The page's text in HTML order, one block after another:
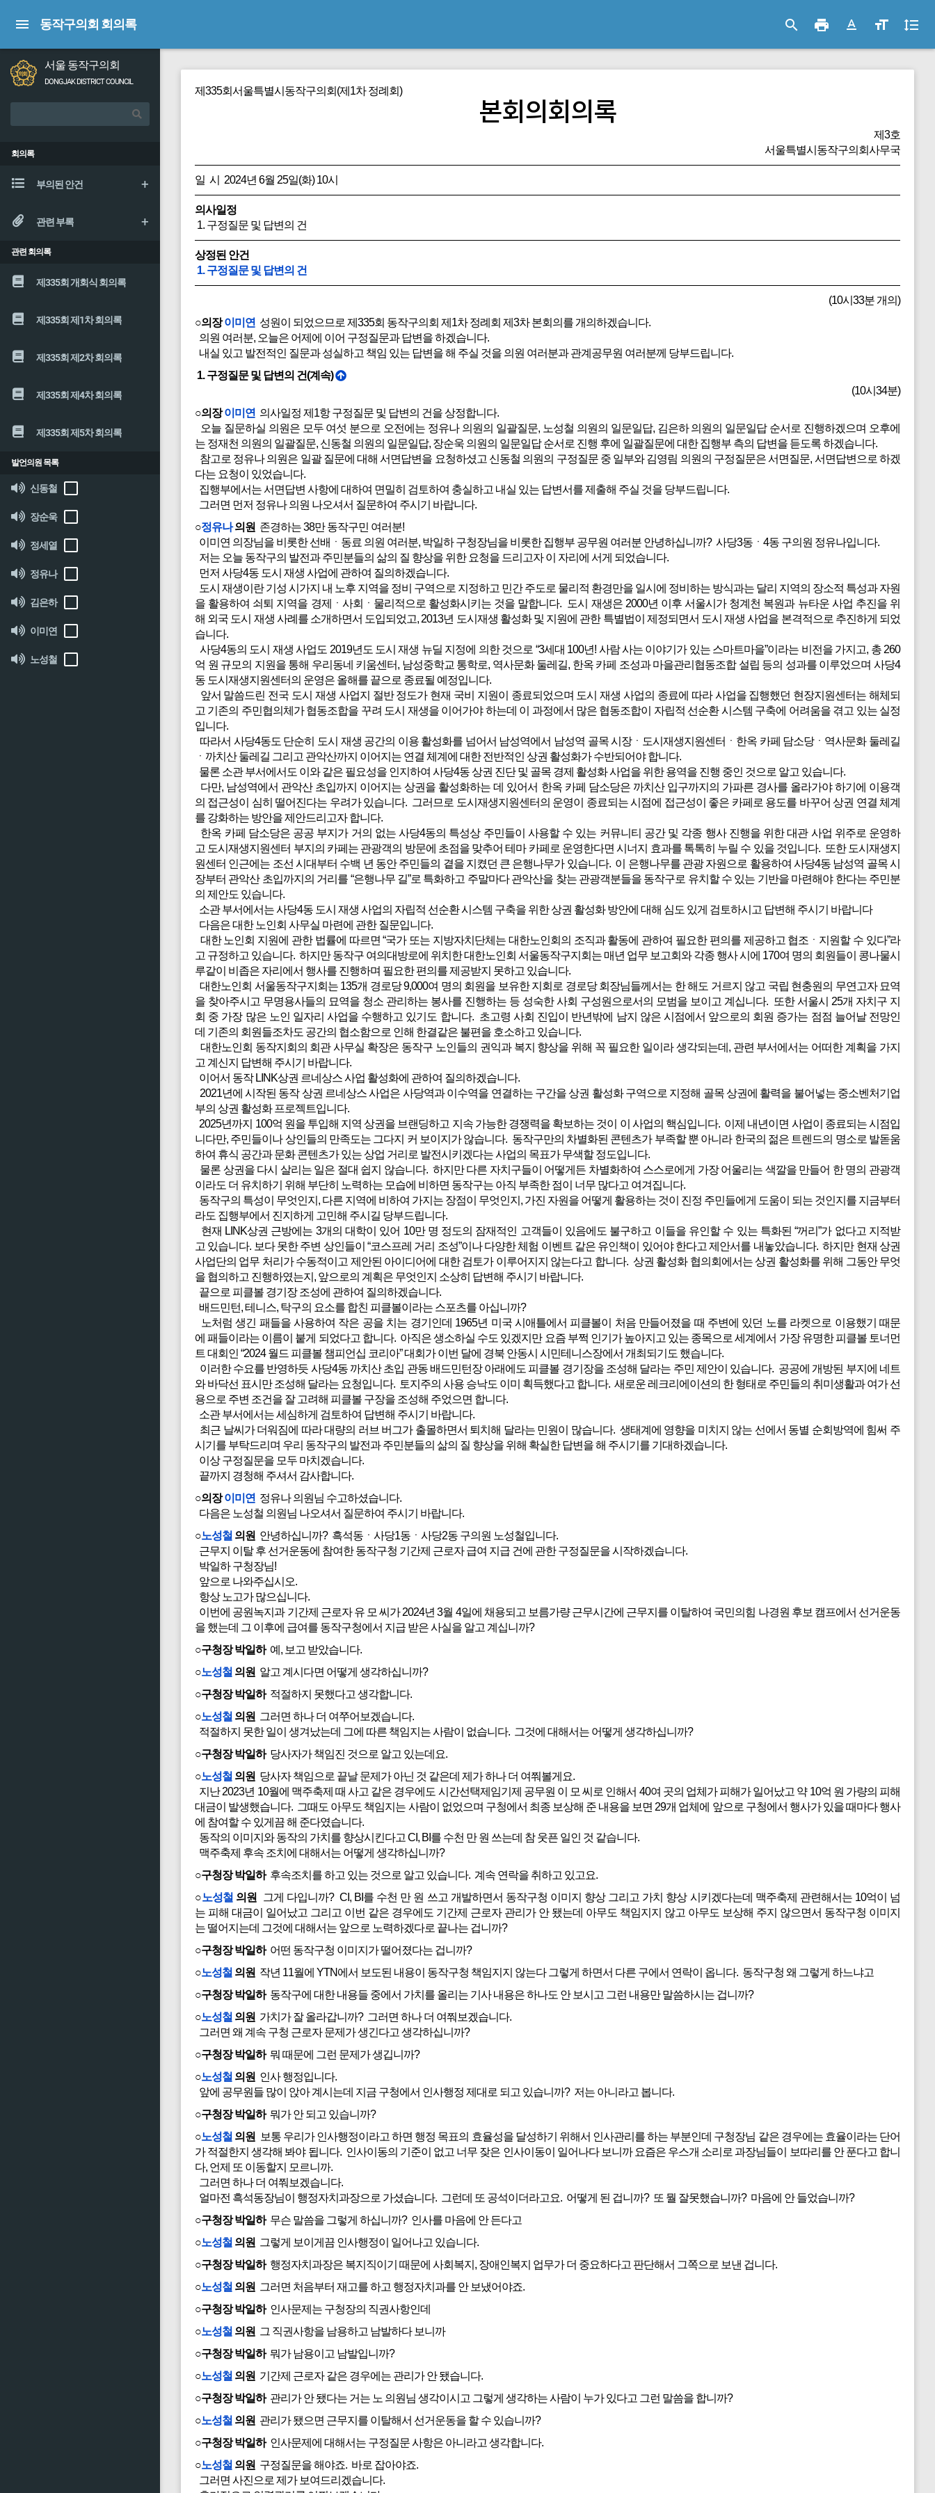
동작구의회 회의록 search print text_format format_size format_line_spacing
서울 동작구의회
DONGJAK DISTRICT COUNCIL
회의록
부의된 안건
관련 부록
관련 회의록
제335회 개회식 회의록
제335회 제1차 회의록
제335회 제2차 회의록
제335회 제4차 회의록
제335회 제5차 회의록
발언의원 목록
신동철
장순욱
정세열
정유나
김은하
이미연
노성철
제335회서울특별시동작구의회(제1차 정례회)
본회의회의록
제3호
서울특별시동작구의회사무국
일 시 2024년 6월 25일(화) 10시
의사일정
1. 구정질문 및 답변의 건
상정된 안건
1. 구정질문 및 답변의 건
(10시33분 개의)
○의장이미연 성원이 되었으므로 제335회 동작구의회 제1차 정례회 제3차 본회의를 개의하겠습니다.
의원 여러분, 오늘은 어제에 이어 구정질문과 답변을 하겠습니다.
내실 있고 발전적인 질문과 성실하고 책임 있는 답변을 해 주실 것을 의원 여러분과 관계공무원 여러분께 당부드립니다.
1. 구정질문 및 답변의 건(계속)
(10시34분)
○의장이미연 의사일정 제1항 구정질문 및 답변의 건을 상정합니다.
오늘 질문하실 의원은 모두 여섯 분으로 오전에는 정유나 의원의 일괄질문, 노성철 의원의 일문일답, 김은하 의원의 일문일답 순서로 진행하겠으며 오후에
는 정재천 의원의 일괄질문, 신동철 의원의 일문일답, 장순욱 의원의 일문일답 순서로 진행 후에 일괄질문에 대한 집행부 측의 답변을 듣도록 하겠습니다.
참고로 정유나 의원은 일괄 질문에 대해 서면답변을 요청하셨고 신동철 의원의 구정질문 중 일부와 김영림 의원의 구정질문은 서면질문, 서면답변으로 하겠
다는 요청이 있었습니다.
집행부에서는 서면답변 사항에 대하여 면밀히 검토하여 충실하고 내실 있는 답변서를 제출해 주실 것을 당부드립니다.
그러면 먼저 정유나 의원 나오셔서 질문하여 주시기 바랍니다.
○정유나의원 존경하는 38만 동작구민 여러분!
이미연 의장님을 비롯한 선배ㆍ동료 의원 여러분, 박일하 구청장님을 비롯한 집행부 공무원 여러분 안녕하십니까? 사당3동ㆍ4동 구의원 정유나입니다.
저는 오늘 동작구의 발전과 주민분들의 삶의 질 향상을 위한 요청을 드리고자 이 자리에 서게 되었습니다.
먼저 사당4동 도시 재생 사업에 관하여 질의하겠습니다.
도시 재생이란 기성 시가지 내 노후 지역을 정비 구역으로 지정하고 민간 주도로 물리적 환경만을 일시에 정비하는 방식과는 달리 지역의 장소적 특성과 자원
을 활용하여 쇠퇴 지역을 경제ㆍ사회ㆍ물리적으로 활성화시키는 것을 말합니다. 도시 재생은 2000년 이후 서울시가 청계천 복원과 뉴타운 사업 추진을 위
해 외국 도시 재생 사례를 소개하면서 도입되었고, 2013년 도시재생 활성화 및 지원에 관한 특별법이 제정되면서 도시 재생 사업을 본격적으로 추진하게 되었
습니다.
사당4동의 도시 재생 사업도 2019년도 도시 재생 뉴딜 지정에 의한 것으로 “3세대 100년! 사람 사는 이야기가 있는 스마트마을”이라는 비전을 가지고, 총 260
억 원 규모의 지원을 통해 우리동네 키움센터, 남성중학교 통학로, 역사문화 둘레길, 한옥 카페 조성과 마을관리협동조합 설립 등의 성과를 이루었으며 사당4
동 도시재생지원센터의 운영은 올해를 끝으로 종료될 예정입니다.
앞서 말씀드린 전국 도시 재생 사업지 절반 정도가 현재 국비 지원이 종료되었으며 도시 재생 사업의 종료에 따라 사업을 집행했던 현장지원센터는 해체되
고 기존의 주민협의체가 협동조합을 꾸려 도시 재생을 이어가야 하는데 이 과정에서 많은 협동조합이 자립적 선순환 시스템 구축에 어려움을 겪고 있는 실정
입니다.
따라서 사당4동도 단순히 도시 재생 공간의 이용 활성화를 넘어서 남성역에서 남성역 골목 시장ㆍ도시재생지원센터ㆍ한옥 카페 담소당ㆍ역사문화 둘레길
ㆍ까치산 둘레길 그리고 관악산까지 이어지는 연결 체계에 대한 전반적인 상권 활성화가 수반되어야 합니다.
물론 소관 부서에서도 이와 같은 필요성을 인지하여 사당4동 상권 진단 및 골목 경제 활성화 사업을 위한 용역을 진행 중인 것으로 알고 있습니다.
다만, 남성역에서 관악산 초입까지 이어지는 상권을 활성화하는 데 있어서 한옥 카페 담소당은 까치산 입구까지의 가파른 경사를 올라가야 하기에 이용객
의 접근성이 심히 떨어진다는 우려가 있습니다. 그러므로 도시재생지원센터의 운영이 종료되는 시점에 접근성이 좋은 카페로 용도를 바꾸어 상권 연결 체계
를 강화하는 방안을 제안드리고자 합니다.
한옥 카페 담소당은 공공 부지가 거의 없는 사당4동의 특성상 주민들이 사용할 수 있는 커뮤니티 공간 및 각종 행사 진행을 위한 대관 사업 위주로 운영하
고 도시재생지원센터 부지의 카페는 관광객의 방문에 초점을 맞추어 테마 카페로 운영한다면 시너지 효과를 톡톡히 누릴 수 있을 것입니다. 또한 도시재생지
원센터 인근에는 조선 시대부터 수백 년 동안 주민들의 곁을 지켰던 큰 은행나무가 있습니다. 이 은행나무를 관광 자원으로 활용하여 사당4동 남성역 골목 시
장부터 관악산 초입까지의 거리를 “은행나무 길”로 특화하고 주말마다 관악산을 찾는 관광객분들을 동작구로 유치할 수 있는 기반을 마련해야 한다는 주민분
의 제안도 있습니다.
소관 부서에서는 사당4동 도시 재생 사업의 자립적 선순환 시스템 구축을 위한 상권 활성화 방안에 대해 심도 있게 검토하시고 답변해 주시기 바랍니다
다음은 대한 노인회 사무실 마련에 관한 질문입니다.
대한 노인회 지원에 관한 법률에 따르면 “국가 또는 지방자치단체는 대한노인회의 조직과 활동에 관하여 필요한 편의를 제공하고 협조ㆍ지원할 수 있다”라
고 규정하고 있습니다. 하지만 동작구 여의대방로에 위치한 대한노인회 서울동작구지회는 매년 업무 보고회와 각종 행사 시에 170여 명의 회원들이 콩나물시
루같이 비좁은 자리에서 행사를 진행하며 필요한 편의를 제공받지 못하고 있습니다.
대한노인회 서울동작구지회는 135개 경로당 9,000여 명의 회원을 보유한 지회로 경로당 회장님들께서는 한 해도 거르지 않고 국립 현충원의 무연고자 묘역
을 찾아주시고 무명용사들의 묘역을 청소 관리하는 봉사를 진행하는 등 성숙한 사회 구성원으로서의 모범을 보이고 계십니다. 또한 서울시 25개 자치구 지
회 중 가장 많은 노인 일자리 사업을 수행하고 있기도 합니다. 초고령 사회 진입이 반년밖에 남지 않은 시점에서 앞으로의 회원 증가는 점점 늘어날 전망인
데 기존의 회원들조차도 공간의 협소함으로 인해 한결같은 불편을 호소하고 있습니다.
대한노인회 동작지회의 회관 사무실 확장은 동작구 노인들의 권익과 복지 향상을 위해 꼭 필요한 일이라 생각되는데, 관련 부서에서는 어떠한 계획을 가지
고 계신지 답변해 주시기 바랍니다.
이어서 동작 LINK상권 르네상스 사업 활성화에 관하여 질의하겠습니다.
2021년에 시작된 동작 상권 르네상스 사업은 사당역과 이수역을 연결하는 구간을 상권 활성화 구역으로 지정해 골목 상권에 활력을 불어넣는 중소벤처기업
부의 상권 활성화 프로젝트입니다.
2025년까지 100억 원을 투입해 지역 상권을 브랜딩하고 지속 가능한 경쟁력을 확보하는 것이 이 사업의 핵심입니다. 이제 내년이면 사업이 종료되는 시점입
니다만, 주민들이나 상인들의 만족도는 그다지 커 보이지가 않습니다. 동작구만의 차별화된 콘텐츠가 부족할 뿐 아니라 한국의 젊은 트렌드의 명소로 발돋움
하여 휴식 공간과 문화 콘텐츠가 있는 상업 거리로 발전시키겠다는 사업의 목표가 무색할 정도입니다.
물론 상권을 다시 살리는 일은 절대 쉽지 않습니다. 하지만 다른 자치구들이 어떻게든 차별화하여 스스로에게 가장 어울리는 색깔을 만들어 한 명의 관광객
이라도 더 유치하기 위해 부단히 노력하는 모습에 비하면 동작구는 아직 부족한 점이 너무 많다고 여겨집니다.
동작구의 특성이 무엇인지, 다른 지역에 비하여 가지는 장점이 무엇인지, 가진 자원을 어떻게 활용하는 것이 진정 주민들에게 도움이 되는 것인지를 지금부터
라도 집행부에서 진지하게 고민해 주시길 당부드립니다.
현재 LINK상권 근방에는 3개의 대학이 있어 10만 명 정도의 잠재적인 고객들이 있음에도 불구하고 이들을 유인할 수 있는 특화된 “꺼리”가 없다고 지적받
고 있습니다. 보다 못한 주변 상인들이 “코스프레 거리 조성”이나 다양한 체험 이벤트 같은 유인책이 있어야 한다고 제안서를 내놓았습니다. 하지만 현재 상권
사업단의 업무 처리가 수동적이고 제안된 아이디어에 대한 검토가 이루어지지 않는다고 합니다. 상권 활성화 협의회에서는 상권 활성화를 위해 그동안 무엇
을 협의하고 진행하였는지, 앞으로의 계획은 무엇인지 소상히 답변해 주시기 바랍니다.
끝으로 피클볼 경기장 조성에 관하여 질의하겠습니다.
배드민턴, 테니스, 탁구의 요소를 합친 피클볼이라는 스포츠를 아십니까?
노처럼 생긴 패들을 사용하여 작은 공을 치는 경기인데 1965년 미국 시애틀에서 피클볼이 처음 만들어졌을 때 주변에 있던 노를 라켓으로 이용했기 때문
에 패들이라는 이름이 붙게 되었다고 합니다. 아직은 생소하실 수도 있겠지만 요즘 부쩍 인기가 높아지고 있는 종목으로 세계에서 가장 유명한 피클볼 토너먼
트 대회인 “2024 월드 피클볼 챔피언십 코리아” 대회가 이번 달에 경북 안동시 시민테니스장에서 개최되기도 했습니다.
이러한 수요를 반영하듯 사당4동 까치산 초입 관동 배드민턴장 아래에도 피클볼 경기장을 조성해 달라는 주민 제안이 있습니다. 공공에 개방된 부지에 네트
와 바닥선 표시만 조성해 달라는 요청입니다. 토지주의 사용 승낙도 이미 획득했다고 합니다. 새로운 레크리에이션의 한 형태로 주민들의 취미생활과 여가 선
용으로 주변 조건을 잘 고려해 피클볼 구장을 조성해 주었으면 합니다.
소관 부서에서는 세심하게 검토하여 답변해 주시기 바랍니다.
최근 날씨가 더워짐에 따라 대량의 러브 버그가 출몰하면서 퇴치해 달라는 민원이 많습니다. 생태계에 영향을 미치지 않는 선에서 동별 순회방역에 힘써 주
시기를 부탁드리며 우리 동작구의 발전과 주민분들의 삶의 질 향상을 위해 확실한 답변을 해 주시기를 기대하겠습니다.
이상 구정질문을 모두 마치겠습니다.
끝까지 경청해 주셔서 감사합니다.
○의장이미연 정유나 의원님 수고하셨습니다.
다음은 노성철 의원님 나오셔서 질문하여 주시기 바랍니다.
○노성철 의원 안녕하십니까? 흑석동ㆍ사당1동ㆍ사당2동 구의원 노성철입니다.
근무지 이탈 후 선거운동에 참여한 동작구청 기간제 근로자 급여 지급 건에 관한 구정질문을 시작하겠습니다.
박일하 구청장님!
앞으로 나와주십시오.
항상 노고가 많으십니다.
이번에 공원녹지과 기간제 근로자 유 모 씨가 2024년 3월 4일에 채용되고 보름가량 근무시간에 근무지를 이탈하여 국민의힘 나경원 후보 캠프에서 선거운동
을 했는데 그 이후에 급여를 동작구청에서 지급 받은 사실을 알고 계십니까?
○구청장 박일하예, 보고 받았습니다.
○노성철 의원 알고 계시다면 어떻게 생각하십니까?
○구청장 박일하적절하지 못했다고 생각합니다.
○노성철 의원 그러면 하나 더 여쭈어보겠습니다.
적절하지 못한 일이 생겨났는데 그에 따른 책임지는 사람이 없습니다. 그것에 대해서는 어떻게 생각하십니까?
○구청장 박일하당사자가 책임진 것으로 알고 있는데요.
○노성철 의원 당사자 책임으로 끝날 문제가 아닌 것 같은데 제가 하나 더 여쭤볼게요.
지난 2023년 10월에 맥주축제 때 사고 같은 경우에도 시간선택제임기제 공무원 이 모 씨로 인해서 40여 곳의 업체가 피해가 일어났고 약 10억 원 가량의 피해
대금이 발생했습니다. 그때도 아무도 책임지는 사람이 없었으며 구청에서 최종 보상해 준 내용을 보면 29개 업체에 앞으로 구청에서 행사가 있을 때마다 행사
에 참여할 수 있게끔 해 준다였습니다.
동작의 이미지와 동작의 가치를 향상시킨다고 CI, BI를 수천 만 원 쓰는데 참 웃픈 일인 것 같습니다.
맥주축제 후속 조치에 대해서는 어떻게 생각하십니까?
○구청장 박일하후속조치를 하고 있는 것으로 알고 있습니다. 계속 연락을 취하고 있고요.
○노성철 의원
그게 다입니까? CI, BI를 수천 만 원 쓰고 개발하면서 동작구청 이미지 향상 그리고 가치 향상 시키겠다는데 맥주축제 관련해서는 10억이 넘
는 피해 대금이 일어났고 그리고 이번 같은 경우에도 기간제 근로자 관리가 안 됐는데 아무도 책임지지 않고 아무도 보상해 주지 않으면서 동작구청 이미지
는 떨어지는데 그것에 대해서는 앞으로 노력하겠다로 끝나는 겁니까?
○구청장 박일하어떤 동작구청 이미지가 떨어졌다는 겁니까?
○노성철 의원 작년 11월에 YTN에서 보도된 내용이 동작구청 책임지지 않는다 그렇게 하면서 다른 구에서 연락이 옵니다. 동작구청 왜 그렇게 하느냐고
○구청장 박일하동작구에 대한 내용들 중에서 가치를 올리는 기사 내용은 하나도 안 보시고 그런 내용만 말씀하시는 겁니까?
○노성철 의원 가치가 잘 올라갑니까? 그러면 하나 더 여쭤보겠습니다.
그러면 왜 계속 구청 근로자 문제가 생긴다고 생각하십니까?
○구청장 박일하뭐 때문에 그런 문제가 생깁니까?
○노성철 의원 인사 행정입니다.
앞에 공무원들 많이 앉아 계시는데 지금 구청에서 인사행정 제대로 되고 있습니까? 저는 아니라고 봅니다.
○구청장 박일하뭐가 안 되고 있습니까?
○노성철 의원
보통 우리가 인사행정이라고 하면 행정 목표의 효율성을 달성하기 위해서 인사관리를 하는 부분인데 구청장님 같은 경우에는 효율이라는 단어
가 적절한지 생각해 봐야 됩니다. 인사이동의 기준이 없고 너무 잦은 인사이동이 일어나다 보니까 요즘은 우스개 소리로 과장님들이 보따리를 안 푼다고 합니
다, 언제 또 이동할지 모르니까.
그러면 하나 더 여쭤보겠습니다.
얼마전 흑석동장님이 행정자치과장으로 가셨습니다. 그런데 또 공석이더라고요. 어떻게 된 겁니까? 또 뭘 잘못했습니까? 마음에 안 들었습니까?
○구청장 박일하무슨 말씀을 그렇게 하십니까? 인사를 마음에 안 든다고
○노성철 의원 그렇게 보이게끔 인사행정이 일어나고 있습니다.
○구청장 박일하행정자치과장은 복지직이기 때문에 사회복지, 장애인복지 업무가 더 중요하다고 판단해서 그쪽으로 보낸 겁니다.
○노성철 의원 그러면 처음부터 재고를 하고 행정자치과를 안 보냈어야죠.
○구청장 박일하인사문제는 구청장의 직권사항인데
○노성철 의원 그 직권사항을 남용하고 남발하다 보니까
○구청장 박일하뭐가 남용이고 남발입니까?
○노성철 의원 기간제 근로자 같은 경우에는 관리가 안 됐습니다.
○구청장 박일하관리가 안 됐다는 거는 노 의원님 생각이시고 그렇게 생각하는 사람이 누가 있다고 그런 말씀을 합니까?
○노성철 의원 관리가 됐으면 근무지를 이탈해서 선거운동을 할 수 있습니까?
○구청장 박일하인사문제에 대해서는 구정질문 사항은 아니라고 생각합니다.
○노성철 의원 구정질문을 해야죠. 바로 잡아야죠.
그러면 사진으로 제가 보여드리겠습니다.